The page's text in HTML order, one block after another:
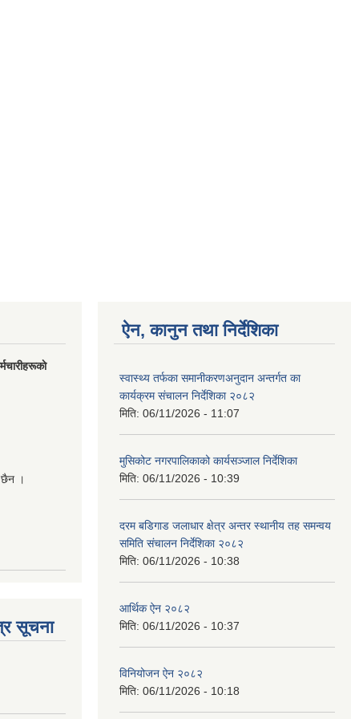
छैन ।
सूचना
ऐन, कानुन तथा निर्देशिका
स्वास्थ्य तर्फका समानीकरणअनुदान अन्तर्गत का
कार्यक्रम संचालन निर्देशिका २०८२
मिति: 06/11/2026 - 11:07
मुसिकोट नगरपालिकाको कार्यसञ्जाल निर्देशिका
मिति: 06/11/2026 - 10:39
दरम बडिगाड जलाधार क्षेत्र अन्तर स्थानीय तह समन्वय
समिति संचालन निर्देशिका २०८२
मिति: 06/11/2026 - 10:38
आर्थिक ऐन २०८२
मिति: 06/11/2026 - 10:37
विनियोजन ऐन २०८२
मिति: 06/11/2026 - 10:18